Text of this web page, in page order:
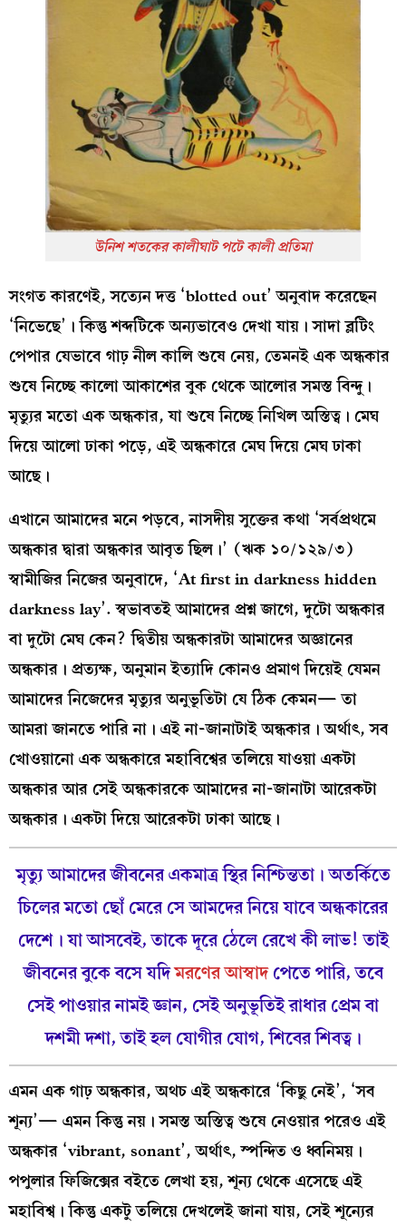
উনিশ শতকের কালীঘাট পটে কালী প্রতিমা
সংগত কারণেই, সত্যেন দত্ত ‘blotted out’ অনুবাদ করেছেন
‘নিভেছে’। কিন্তু শব্দটিকে অন্যভাবেও দেখা যায়। সাদা ব্লটিং
পেপার যেভাবে গাঢ় নীল কালি শুষে নেয়, তেমনই এক অন্ধকার
শুষে নিচ্ছে কালো আকাশের বুক থেকে আলোর সমস্ত বিন্দু।
মৃত্যুর মতো এক অন্ধকার, যা শুষে নিচ্ছে নিখিল অস্তিত্ব। মেঘ
দিয়ে আলো ঢাকা পড়ে, এই অন্ধকারে মেঘ দিয়ে মেঘ ঢাকা
আছে।
এখানে আমাদের মনে পড়বে, নাসদীয় সুক্তের কথা ‘সর্বপ্রথমে
অন্ধকার দ্বারা অন্ধকার আবৃত ছিল।’ (ঋক ১০/১২৯/৩)
স্বামীজির নিজের অনুবাদে, ‘At first in darkness hidden
darkness lay’. স্বভাবতই আমাদের প্রশ্ন জাগে, দুটো অন্ধকার
বা দুটো মেঘ কেন? দ্বিতীয় অন্ধকারটা আমাদের অজ্ঞানের
অন্ধকার। প্রত্যক্ষ, অনুমান ইত্যাদি কোনও প্রমাণ দিয়েই যেমন
আমাদের নিজেদের মৃত্যুর অনুভূতিটা যে ঠিক কেমন— তা
আমরা জানতে পারি না। এই না-জানাটাই অন্ধকার। অর্থাৎ, সব
খোওয়ানো এক অন্ধকারে মহাবিশ্বের তলিয়ে যাওয়া একটা
অন্ধকার আর সেই অন্ধকারকে আমাদের না-জানাটা আরেকটা
অন্ধকার। একটা দিয়ে আরেকটা ঢাকা আছে।
মৃত্যু আমাদের জীবনের একমাত্র স্থির নিশ্চিন্ততা। অতর্কিতে
চিলের মতো ছোঁ মেরে সে আমদের নিয়ে যাবে অন্ধকারের
দেশে। যা আসবেই, তাকে দূরে ঠেলে রেখে কী লাভ! তাই
জীবনের বুকে বসে যদিমরণের আস্বাদপেতে পারি, তবে
সেই পাওয়ার নামই জ্ঞান, সেই অনুভূতিই রাধার প্রেম বা
দশমী দশা, তাই হল যোগীর যোগ, শিবের শিবত্ব।
এমন এক গাঢ় অন্ধকার, অথচ এই অন্ধকারে ‘কিছু নেই’, ‘সব
শূন্য’— এমন কিন্তু নয়। সমস্ত অস্তিত্ব শুষে নেওয়ার পরেও এই
অন্ধকার ‘vibrant, sonant’, অর্থাৎ, স্পন্দিত ও ধ্বনিময়।
পপুলার ফিজিক্সের বইতে লেখা হয়, শূন্য থেকে এসেছে এই
মহাবিশ্ব। কিন্তু একটু তলিয়ে দেখলেই জানা যায়, সেই শূন্যের